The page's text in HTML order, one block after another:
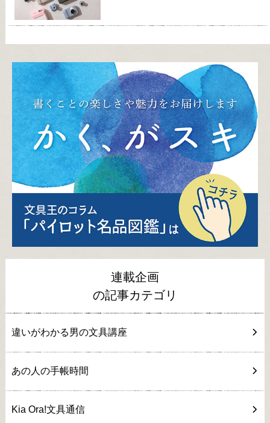
連載企画
の記事カテゴリ
違いがわかる男の文具講座
あの人の手帳時間
Kia Ora!文具通信